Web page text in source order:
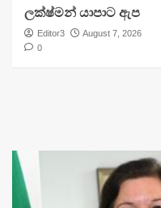
ලක්ෂ්මන් යාපාට ඇප
Editor3
August 7, 2026
0